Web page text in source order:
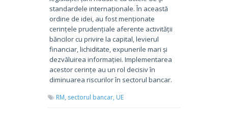
standardele internaționale. În această
ordine de idei, au fost menționate
cerințele prudențiale aferente activității
băncilor cu privire la capital, levierul
financiar, lichiditate, expunerile mari și
dezvăluirea informației. Implementarea
acestor cerințe au un rol decisiv în
diminuarea riscurilor în sectorul bancar.
RM, sectorul bancar, UE